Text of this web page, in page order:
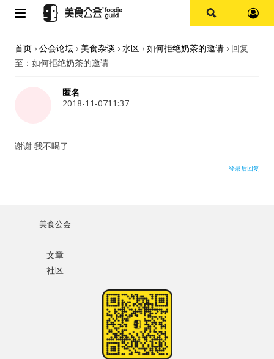
用户名或Email
探店报告
公会活动
信息发布
首页 › 公会论坛 › 美食杂谈 › 水区 › 如何拒绝奶茶的邀请 › 回复
至：如何拒绝奶茶的邀请
匿名
2018-11-0711:37
谢谢 我不喝了
登录后回复
美食公会
文章
社区